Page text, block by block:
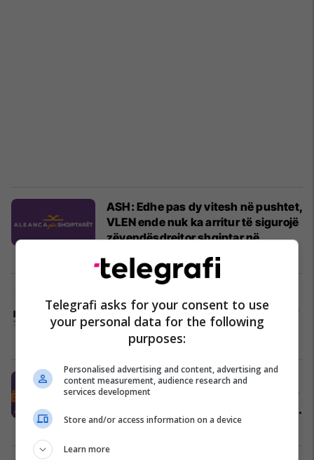
ASH: Edhe pas dy vitesh në pushtet,
VLEN ende nuk ka arritur të sigurojë
zëvendësdrejtor shqiptar në
të regjistruar si deputetë të Lëvizjes
Besa
Politikë 08/04/2026
ASH, Sela: Tentimi për të akuzuar
Shqipërinë se autostrada ka ngecur
larg kufirit është manipulim i radhës
i Mickoskit
Politikë 01/04/2026
Telegrafi asks for your consent to use
your personal data for the following
purposes:
Personalised advertising and content, advertising and
content measurement, audience research and
services development
Store and/or access information on a device
Learn more